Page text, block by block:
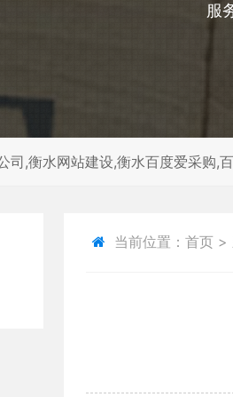
服
司,衡水网站建设,衡水百度爱采购,
当前位置： 首页>